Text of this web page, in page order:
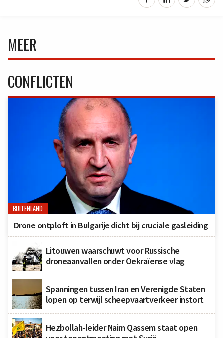
MEER
CONFLICTEN
BUITENLAND
Drone ontploft in Bulgarije dicht bij cruciale gasleiding
Litouwen waarschuwt voor Russische
droneaanvallen onder Oekraïense vlag
Spanningen tussen Iran en Verenigde Staten
lopen op terwijl scheepvaartverkeer instort
Hezbollah-leider Naim Qassem staat open